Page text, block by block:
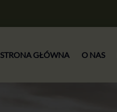
STRONA GŁÓWNA O NAS